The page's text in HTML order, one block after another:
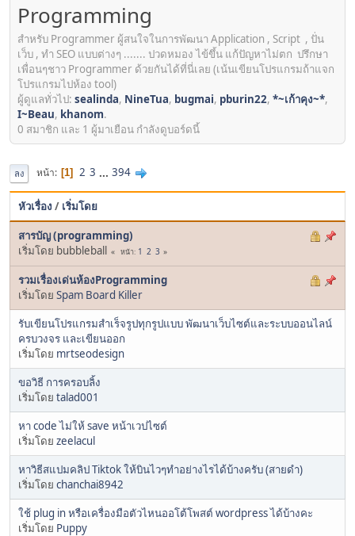
Programming
สำหรับ Programmer ผู้สนใจในการพัฒนา Application , Script , ปั่น
เว็บ , ทำ SEO แบบต่างๆ ....... ปวดหมอง ไข้ขึ้น แก้ปัญหาไม่ตก ปรึกษา
เพื่อนๆชาว Programmer ด้วยกันได้ที่นี่เลย (เน้นเขียนโปรแกรมถ้าแจก
โปรแกรมไปห้อง tool)
ผู้ดูแลทั่วไป: sealinda, NineTua, bugmai, pburin22, *~เก้าคุง~*,
I~Beau, khanom.
0 สมาชิก และ 1 ผู้มาเยือน กำลังดูบอร์ดนี้
ลง หน้า 1 2 3 ... 394
หัวเรื่อง / เริ่มโดย
สารบัญ (programming)
เริ่มโดย bubbleball
หน้า 1 2 3
รวมเรื่องเด่นห้องProgramming
เริ่มโดย Spam Board Killer
รับเขียนโปรแกรมสำเร็จรูปทุกรูปแบบ พัฒนาเว็บไซต์และระบบออนไลน์
ครบวงจร และเขียนออก
เริ่มโดย mrtseodesign
ขอวิธี การครอบลิ้ง
เริ่มโดย talad001
หา code ไม่ให้ save หน้าเวปไซต์
เริ่มโดย zeelacul
หาวิธีสแปมคลิป Tiktok ให้บินไวๆทำอย่างไรได้บ้างครับ (สายดำ)
เริ่มโดย chanchai8942
ใช้ plug in หรือเครื่องมือตัวไหนออโต้โพสต์ wordpress ได้บ้างคะ
เริ่มโดย Puppy